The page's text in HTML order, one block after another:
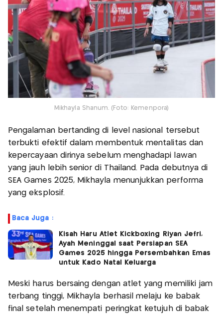
Mikhayla Shanum. (Foto: Kemenpora)
Pengalaman bertanding di level nasional tersebut
terbukti efektif dalam membentuk mentalitas dan
kepercayaan dirinya sebelum menghadapi lawan
yang jauh lebih senior di Thailand. Pada debutnya di
SEA Games 2025, Mikhayla menunjukkan performa
yang eksplosif.
Baca Juga :
Kisah Haru Atlet Kickboxing Riyan Jefri,
Ayah Meninggal saat Persiapan SEA
Games 2025 hingga Persembahkan Emas
untuk Kado Natal Keluarga
Meski harus bersaing dengan atlet yang memiliki jam
terbang tinggi, Mikhayla berhasil melaju ke babak
final setelah menempati peringkat ketujuh di babak